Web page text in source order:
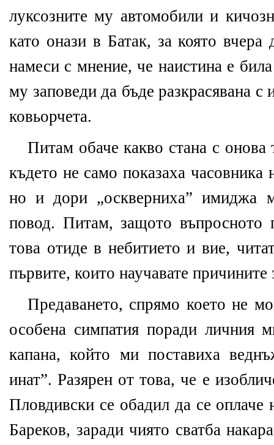
луксозните му автомобили и
като онази в Батак, за която вчера
намеси с мнение, че наистина е
му заповеди да бъде разкрасявана с
ковьорчета.
Питам обаче какво стана с онова
където не само показаха часовника
но и дори „оскверниха” имиджа
повод. Питам, защото въпросното
това отиде в небитието и вие,
първите, които научавате причините
Предаването, спрямо което не
особена симпатия поради личния
капана, който ми поставиха
инат”. Разярен от това, че е
Пловдивски се обадил да се оплаче
Бареков, заради чиято сватба